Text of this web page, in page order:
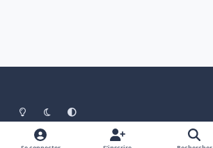
Light ModeMode sombreSystem Preference
Langue Politique de confidentialité